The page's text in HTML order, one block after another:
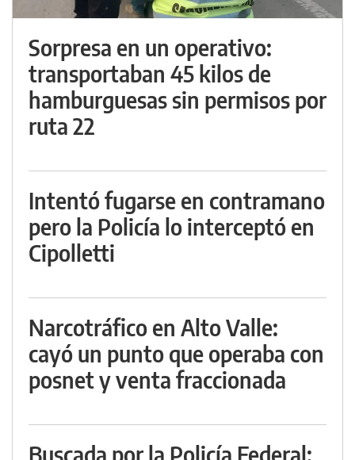
Sorpresa en un operativo:
transportaban 45 kilos de
hamburguesas sin permisos por
ruta 22
Intentó fugarse en contramano
pero la Policía lo interceptó en
Cipolletti
Narcotráfico en Alto Valle:
cayó un punto que operaba con
posnet y venta fraccionada
Buscada por la Policía Federal: